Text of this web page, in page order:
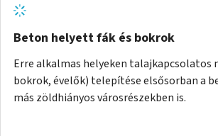
Beton helyett fák és bokrok
Erre alkalmas helyeken talajkapcsolatos
bokrok, évelők) telepítése elsősorban a
más zöldhiányos városrészekben is.